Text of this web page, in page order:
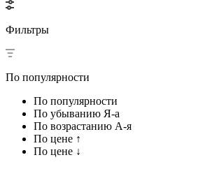
Фильтры
По популярности
По популярности
По убыванию Я-а
По возрастанию А-я
По цене ↑
По цене ↓